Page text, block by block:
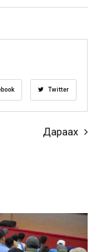
Twitter
Дараах